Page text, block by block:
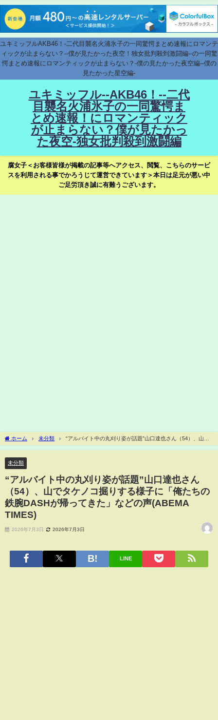
ユキミッフルAKB46！-二代目襲名火浦氷子の一同驚愕まとめ速報にロマンテ
ィックが止まらない？--僕が見たかった夜空！独女批判殺到激闘編--の一同驚
愕まとめ速報にロマンティックが止まらない？-僕の見たかった夜空編--僕の
見たかった星空編-
ユキミッフル--AKB46！--二代
目襲名火浦氷子の一同驚愕ま
とめ速報！にロマンティック
が止まらない？僕が見たかっ
た夜空-独女批判殺到激闘編
腐女子＜お客様皆様が掲載の記事等へアクセス、閲覧、こちらのサービ
スを利用される事でかろうじて運営できています＞本日は足元が悪い中
ご足労頂き誠に有難うございます。
ホーム 未分類
“アルバイト中の丸刈り姿が話題”山口達也さん（54）、山で
タケノコ掘りする様子に「俺たちの鉄腕DASHが帰ってきた」などの声(ABEMA
未分類
“アルバイト中の丸刈り姿が話題”山口達也さん
（54）、山でタケノコ掘りする様子に「俺たちの
鉄腕DASHが帰ってきた」などの声(ABEMA
TIMES)
2026年7月3日 2026年7月3日
LINE